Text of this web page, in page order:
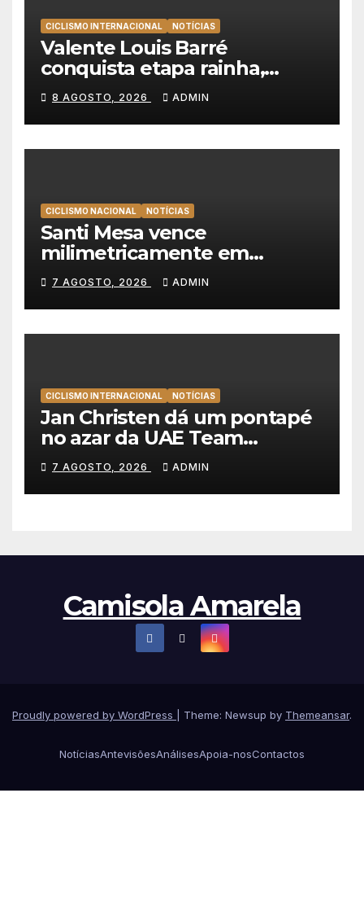
CICLISMO INTERNACIONAL NOTÍCIAS
Valente Louis Barré
conquista etapa rainha,
Christian Scaroni é o novo
líder da Volta a Polónia
8 AGOSTO, 2026 ADMIN
CICLISMO NACIONAL NOTÍCIAS
Santi Mesa vence
milimetricamente em
Albufeira, Rui Oliveira
mantém a amarela da Volta a
Portugal
7 AGOSTO, 2026 ADMIN
CICLISMO INTERNACIONAL NOTÍCIAS
Jan Christen dá um pontapé
no azar da UAE Team
Emirates e vence na Volta a
Polónia
7 AGOSTO, 2026 ADMIN
Camisola Amarela
Proudly powered by WordPress Theme: Newsup by Themeansar.
NotíciasAntevisõesAnálisesApoia-nosContactos